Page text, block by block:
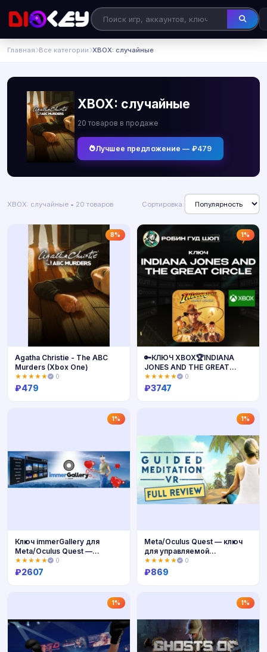
Главная Все категории XBOX: случайные
XBOX: случайные
20 товаров в продаже
Лучшее предложение — ₽479
XBOX: случайные • 20 товаров Сортировка:
8%
Agatha Christie - The ABC
Murders (Xbox One)
★★★★★ 0
₽479
1%
🔑КЛЮЧ XBOX🏆INDIANA
JONES AND THE GREAT
CIRCLE ⚔️
★★★★★ 0
₽3747
1%
Ключ immerGallery для
Meta/Oculus Quest —
лицензия VR
★★★★★ 0
₽2607
1%
Meta/Oculus Quest — ключ
для управляемой
медитации для
★★★★★ 0
₽869
1% 1%